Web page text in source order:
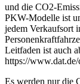
und die CO2-
PKW-Modelle ist
jedem Verkaufsort
Leitfaden ist auch
https://www.dat.de/
Es werden nur die